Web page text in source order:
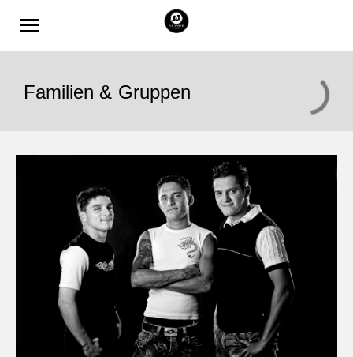
Familien & Gruppen